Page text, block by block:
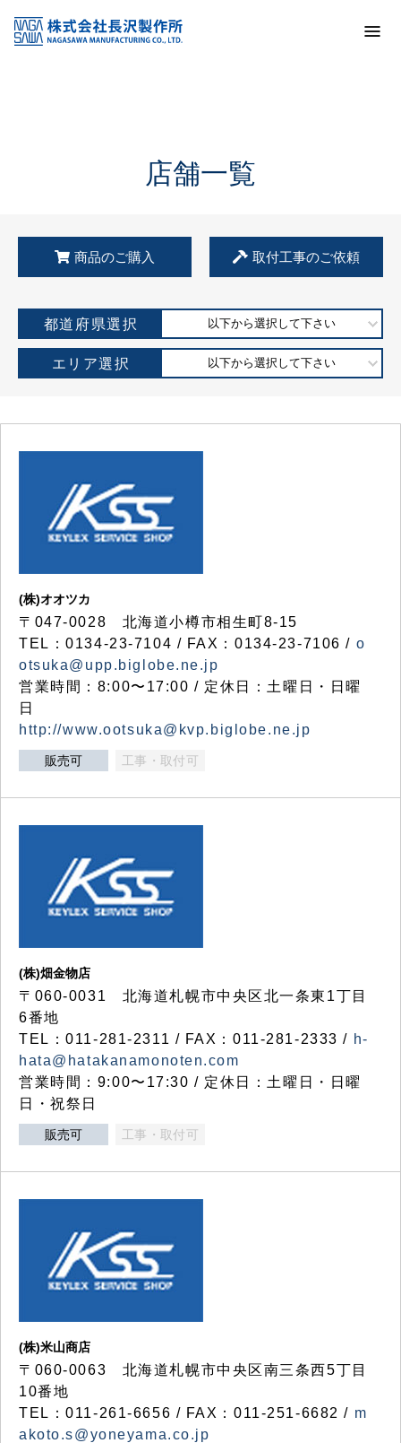
KSS加盟店・取扱店情報
店舗一覧
店舗一覧
商品のご購入 取付工事のご依頼
都道府県選択 以下から選択して下さい
エリア選択 以下から選択して下さい
(株)オオツカ
〒047-0028 北海道小樽市相生町8-15
TEL：0134-23-7104 / FAX：0134-23-7106 / o
otsuka@upp.biglobe.ne.jp
営業時間：8:00〜17:00 / 定休日：土曜日・日曜
日
http://www.ootsuka@kvp.biglobe.ne.jp
販売可 工事・取付可
(株)畑金物店
〒060-0031 北海道札幌市中央区北一条東1丁目
6番地
TEL：011-281-2311 / FAX：011-281-2333 / h-
hata@hatakanamonoten.com
営業時間：9:00〜17:30 / 定休日：土曜日・日曜
日・祝祭日
販売可 工事・取付可
(株)米山商店
〒060-0063 北海道札幌市中央区南三条西5丁目
10番地
TEL：011-261-6656 / FAX：011-251-6682 / m
akoto.s@yoneyama.co.jp